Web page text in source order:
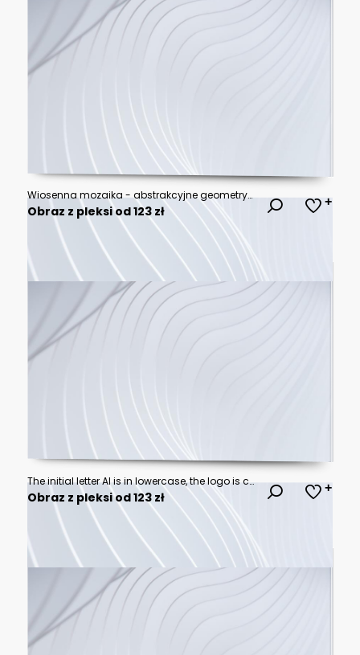
Wiosenna mozaika - abstrakcyjne geometryczne kształty z kwiatowym motywem. Ilustracja wektorowa.
Obraz z pleksi od 123 zł
The initial letter AI is in lowercase, the logo is curved and round, the background is black, and the colors are vibrant and glossy
Obraz z pleksi od 123 zł